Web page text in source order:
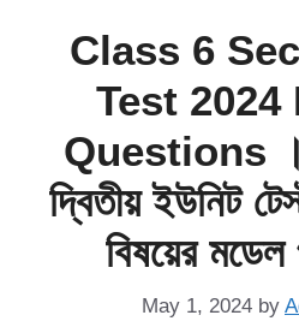
Class 6
Test 2024
Questions
দ্বিতীয় ইউনিট
বিষয়ের
May 1, 2024 by